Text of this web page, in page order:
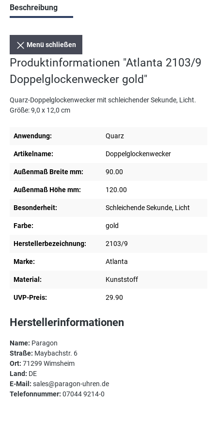
Beschreibung
Menü schließen
Produktinformationen "Atlanta 2103/9
Doppelglockenwecker gold"
Quarz-Doppelglockenwecker mit schleichender Sekunde, Licht.
Größe: 9,0 x 12,0 cm
Anwendung: Quarz
Artikelname: Doppelglockenwecker
Außenmaß Breite mm: 90.00
Außenmaß Höhe mm: 120.00
Besonderheit: Schleichende Sekunde, Licht
Farbe: gold
Herstellerbezeichnung: 2103/9
Marke: Atlanta
Material: Kunststoff
UVP-Preis: 29.90
Herstellerinformationen
Name: Paragon
Straße: Maybachstr. 6
Ort: 71299 Wimsheim
Land: DE
E-Mail: sales@paragon-uhren.de
Telefonnummer: 07044 9214-0